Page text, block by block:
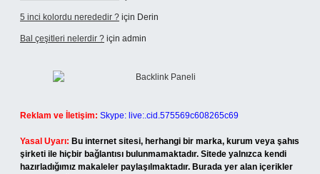
5 inci kolordu nerededir ? için Derin
Bal çeşitleri nelerdir ? için admin
Reklam ve İletişim: Skype: live:.cid.575569c608265c69
Yasal Uyarı: Bu internet sitesi, herhangi bir marka, kurum veya şahıs
şirketi ile hiçbir bağlantısı bulunmamaktadır. Sitede yalnızca kendi
hazırladığımız makaleler paylaşılmaktadır. Burada yer alan içerikler